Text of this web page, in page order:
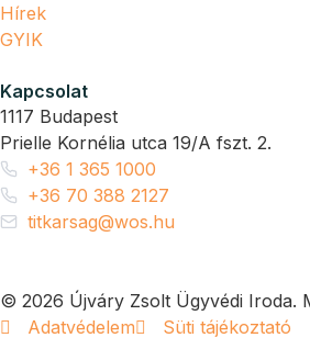
Hírek
GYIK
Kapcsolat
1117 Budapest
Prielle Kornélia utca 19/A fszt. 2.
+36 1 365 1000
+36 70 388 2127
titkarsag@wos.hu
© 2026 Újváry Zsolt Ügyvédi Iroda.
Adatvédelem
Süti tájékoztató